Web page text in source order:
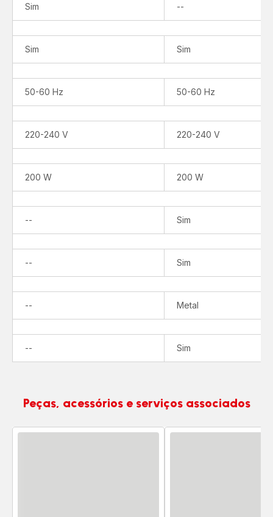
Sim --
disponível
Sim Sim
50-60 Hz 50-60 Hz
220-240 V 220-240 V
200 W 200 W
--
disponível
Sim
--
disponível
Sim
--
disponível
Metal
--
disponível
Sim
Peças, acessórios e serviços associados